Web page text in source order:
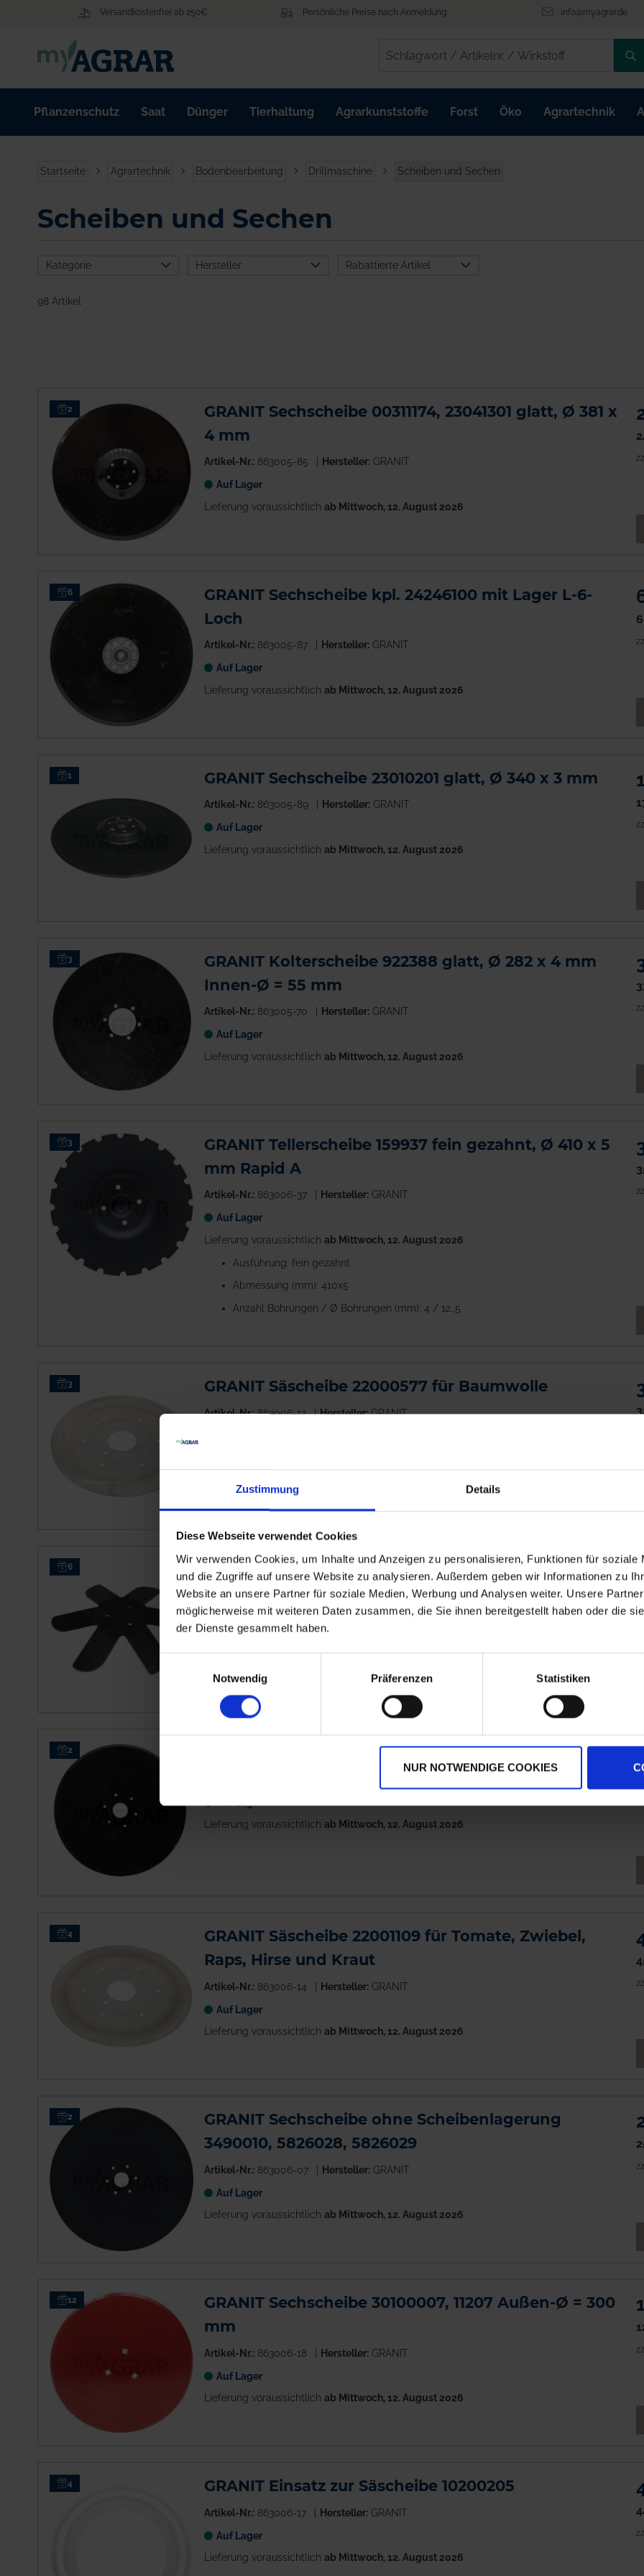
Zustimmung Details
Diese Webseite verwendet Cookies
Wir verwenden Cookies, um Inhalte und Anzeigen zu personalisieren, Funktionen für soziale
und die Zugriffe auf unsere Website zu analysieren. Außerdem geben wir Informationen zu
Website an unsere Partner für soziale Medien, Werbung und Analysen weiter. Unsere
möglicherweise mit weiteren Daten zusammen, die Sie ihnen bereitgestellt haben oder die
der Dienste gesammelt haben.
Notwendig
Präferenzen Statistiken
NUR NOTWENDIGE COOKIES
Versandkostenfrei ab 250€ Persönliche Preise nach Anmeldung info@myagrar.de
/
/
Pflanzenschutz Saat Dünger Tierhaltung Agrarkunststoffe Forst Öko Agrartechnik
Startseite Agrartechnik Bodenbearbeitung Drillmaschine Scheiben und Sechen
Scheiben und Sechen
Kategorie
Abstreifer
Druckrollen
Schläuche
Schrauben und
Kleinteile
Mehr anzeigen
Hersteller Rabattierte Artikel
98 Artikel
2
GRANIT Sechscheibe 00311174, 23041301 glatt, Ø 381 x
4 mm
Artikel-Nr.: 863005-85 Hersteller:GRANIT
Auf Lager
Lieferung voraussichtlich ab Mittwoch, 12. August 2026
6
GRANIT Sechscheibe kpl. 24246100 mit Lager L-6-
Loch
Artikel-Nr.: 863005-87 Hersteller:GRANIT
Auf Lager
Lieferung voraussichtlich ab Mittwoch, 12. August 2026
1 GRANIT Sechscheibe 23010201 glatt, Ø 340 x 3 mm
Artikel-Nr.: 863005-89 Hersteller:GRANIT
Auf Lager
Lieferung voraussichtlich ab Mittwoch, 12. August 2026
3
GRANIT Kolterscheibe 922388 glatt, Ø 282 x 4 mm
Innen-Ø = 55 mm
Artikel-Nr.: 863005-70 Hersteller:GRANIT
Auf Lager
Lieferung voraussichtlich ab Mittwoch, 12. August 2026
3
GRANIT Tellerscheibe 159937 fein gezahnt, Ø 410 x 5
mm Rapid A
Artikel-Nr.: 863006-37 Hersteller:GRANIT
Auf Lager
Lieferung voraussichtlich ab Mittwoch, 12. August 2026
Ausführung: fein gezahnt
Abmessung (mm): 410x5
Anzahl Bohrungen / Ø Bohrungen (mm): 4 / 12.,5
3 GRANIT Säscheibe 22000577 für Baumwolle
Artikel-Nr.:863006-12 Hersteller:GRANIT
6 GRANIT Spatenscheibe 00310892 links, Stern
Artikel-Nr.:863005-81 Hersteller: GRANIT
2 GRANIT Säscheibe FLE0154 glatt, Ø 350 x 2,5 mm
Auf Lager
Lieferung voraussichtlich ab Mittwoch, 12. August 2026
4
GRANIT Säscheibe 22001109 für Tomate, Zwiebel,
Raps, Hirse und Kraut
Artikel-Nr.: 863006-14 Hersteller:GRANIT
Auf Lager
Lieferung voraussichtlich ab Mittwoch, 12. August 2026
2
GRANIT Sechscheibe ohne Scheibenlagerung
3490010, 5826028, 5826029
Artikel-Nr.: 863006-07 Hersteller:GRANIT
Auf Lager
Lieferung voraussichtlich ab Mittwoch, 12. August 2026
12
GRANIT Sechscheibe 30100007, 11207 Außen-Ø = 300
mm
Artikel-Nr.: 863006-18 Hersteller:GRANIT
Auf Lager
Lieferung voraussichtlich ab Mittwoch, 12. August 2026
4 GRANIT Einsatz zur Säscheibe 10200205
Artikel-Nr.: 863006-17 Hersteller:GRANIT
Auf Lager
Lieferung voraussichtlich ab Mittwoch, 12. August 2026